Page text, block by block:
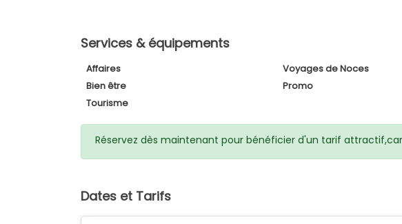
Services & équipements
Affaires Voyages de Noces
Bien être
Promo
Tourisme
Réservez dès maintenant pour bénéficier d'un tarif
Dates et Tarifs